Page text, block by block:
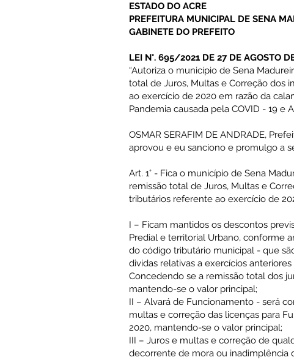
ESTADO DO ACRE
PREFEITURA MUNICIPAL DE SENA
GABINETE DO PREFEITO
LEI N°. 695/2021 DE 27 DE AGOSTO
“Autoriza o município de Sena
total de Juros, Multas e Correção dos
ao exercício de 2020 em razão da
Pandemia causada pela COVID - 19 e
OSMAR SERAFIM DE ANDRADE,
aprovou e eu sanciono e promulgo a
Art. 1° - Fica o município de Sena
remissão total de Juros, Multas e
tributários referente ao exercício de
I – Ficam mantidos os descontos
Predial e territorial Urbano, conforme
do código tributário municipal - que
dividas relativas a exercícios
Concedendo se a remissão total dos
mantendo-se o valor principal;
II – Alvará de Funcionamento - será
multas e correção das licenças para
2020, mantendo-se o valor principal;
III – Juros e multas e correção de
decorrente de mora ou inadimplência